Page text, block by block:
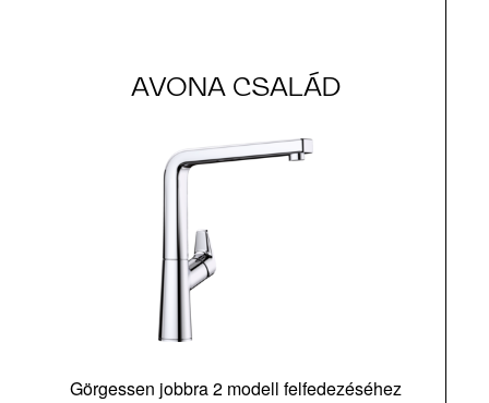
AVONA CSALÁD
Görgessen jobbra 2 modell felfedezéséhez